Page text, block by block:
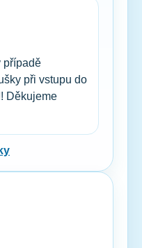
případě
při vstupu do
Děkujeme